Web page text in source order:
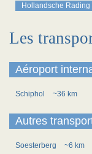
Hollandsche Rading
Les
Aéroport
Schiphol ~36 km
Autres
Soesterberg
~6 km